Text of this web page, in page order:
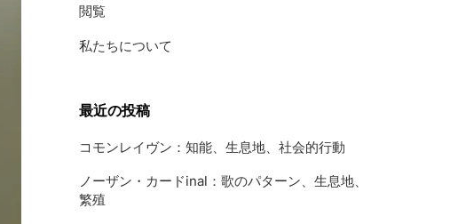
閲覧
私たちについて
最近の投稿
コモンレイヴン：知能、生息地、社会的行動
ノーザン・カードinal：歌のパターン、生息地、
繁殖